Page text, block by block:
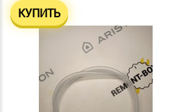
КУПИТЬ